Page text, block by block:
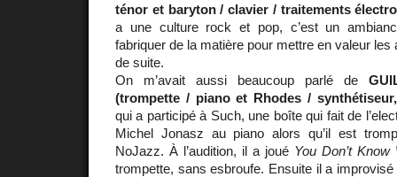
ténor et baryton / clavier / traitements
a une culture rock et pop, c’est un
fabriquer de la matière pour mettre en valeur les
de suite.
On m’avait aussi beaucoup parlé de
(trompette / piano et Rhodes /
qui a participé à Such, une boîte qui fait de
Michel Jonasz au piano alors qu’il est
NoJazz. À l’audition, il a joué You Don’t
trompette, sans esbroufe. Ensuite il a